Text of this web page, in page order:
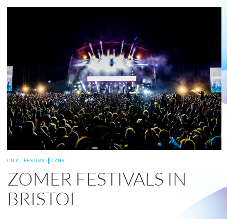
CITY FESTIVAL DANS
ZOMER FESTIVALS IN
BRISTOL